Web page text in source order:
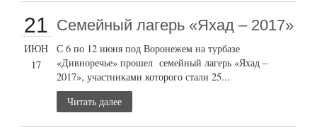
21
ИЮН
17
Семейный лагерь «Яхад – 2017»
С 6 по 12 июня под Воронежем на турбазе
«Дивноречье» прошел семейный лагерь «Яхад –
2017», участниками которого стали 25...
Читать далее